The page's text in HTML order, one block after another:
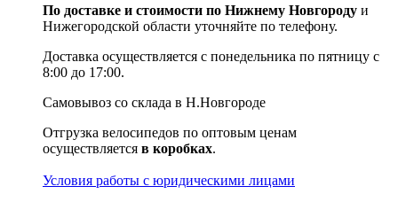
По доставке и стоимости по Нижнему Новгороду и
Нижегородской области уточняйте по телефону.
Доставка осуществляется с понедельника по пятницу с
8:00 до 17:00.
Самовывоз со склада в Н.Новгороде
Отгрузка велосипедов по оптовым ценам
осуществляется в коробках.
Условия работы с юридическими лицами